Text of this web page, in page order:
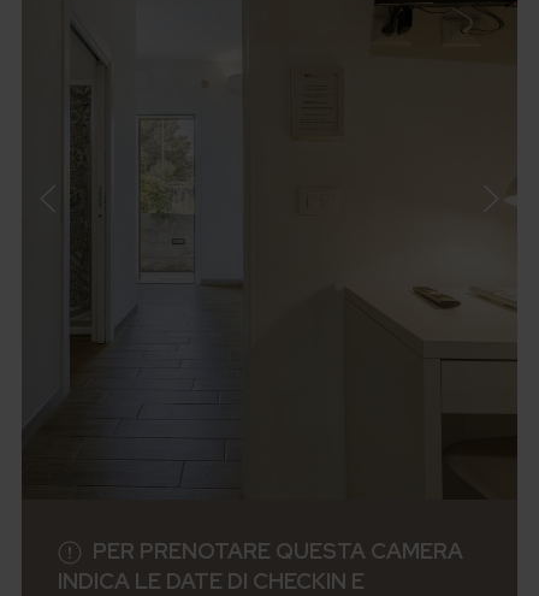
PER PRENOTARE QUESTA CAMERA
INDICA LE DATE DI CHECKIN E